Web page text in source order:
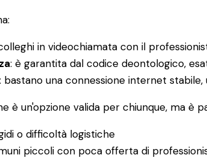
in videochiamata con il
: è garantita dal codice deontologico,
: bastano una connessione internet
è un'opzione valida per chiunque, ma è
o difficoltà logistiche
piccoli con poca offerta di